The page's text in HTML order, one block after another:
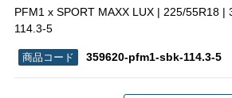
PFM1 x SPORT MAXX LUX | 225/55R18 |
114.3-5
359620-pfm1-sbk-114.3-5